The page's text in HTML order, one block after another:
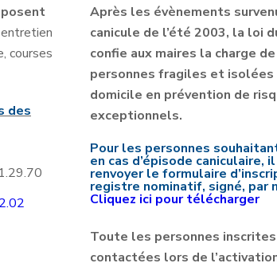
courses
des
Après les évènements
canicule de l’été 2003, la loi
confie aux maires la charge
personnes fragiles et isolées
domicile en prévention de
exceptionnels.
Pour les personnes
en cas d’épisode
renvoyer le formulaire
registre nominatif, signé, par
Cliquez ici pour télécharger
Toute les personnes
contactées lors de